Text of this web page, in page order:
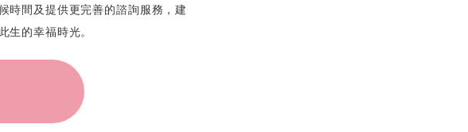
時間及提供更完善的諮詢服務，建
生的幸福時光。